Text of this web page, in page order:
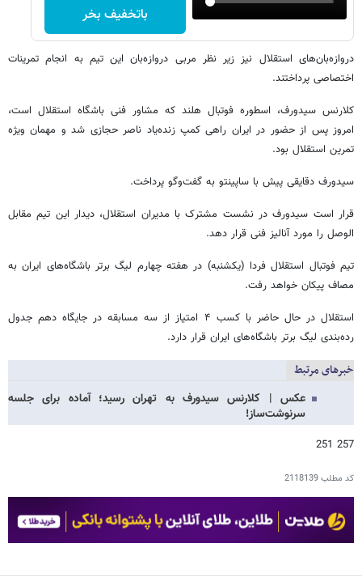
باتخفیف بخر
دروازه‌بان‌های استقلال نیز زیر نظر مربی دروازه‌بان این تیم به انجام تمرینات
اختصاصی پرداختند.
کلارنس سیدورف، اسطوره فوتبال هلند که مشاور فنی باشگاه استقلال است،
امروز پس از حضور در ایران راهی کمپ زنده‌یاد ناصر حجازی شد و مهمان ویژه
تمرین استقلال بود.
سیدورف دقایقی پیش با ساپینتو به گفت‌وگو پرداخت.
قرار است سیدورف در نشست مشترک با مدیران استقلال، دیدار این تیم مقابل
الوصل را مورد آنالیز فنی قرار دهد.
تیم فوتبال استقلال فردا (یکشنبه) در هفته چهارم لیگ برتر باشگاه‌های ایران به
مصاف پیکان خواهد رفت.
استقلال در حال حاضر با کسب ۴ امتیاز از سه مسابقه در جایگاه دهم جدول
رده‌بندی لیگ برتر باشگاه‌های ایران قرار دارد.
خبرهای مرتبط
عکس | کلارنس سیدورف به تهران رسید؛ آماده برای جلسه
سرنوشت‌ساز!
257 251
کد مطلب2118139